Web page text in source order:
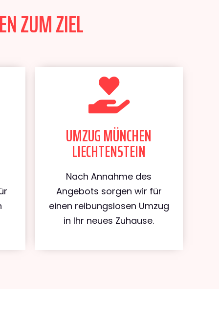
ZUM ZIEL
UMZUG MÜNCHEN
LIECHTENSTEIN
Nach Annahme des
Angebots sorgen wir für
einen reibungslosen Umzug
in Ihr neues Zuhause.